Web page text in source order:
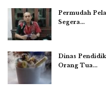
Permudah
Segera…
Dinas
Orang Tua…